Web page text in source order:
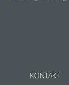
KONTAKT